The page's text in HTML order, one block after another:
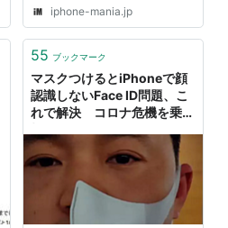
iphone-mania.jp
55 ブックマーク
マスクつけるとiPhoneで顔
認識しないFace ID問題、こ
れで解決 コロナ危機を乗り